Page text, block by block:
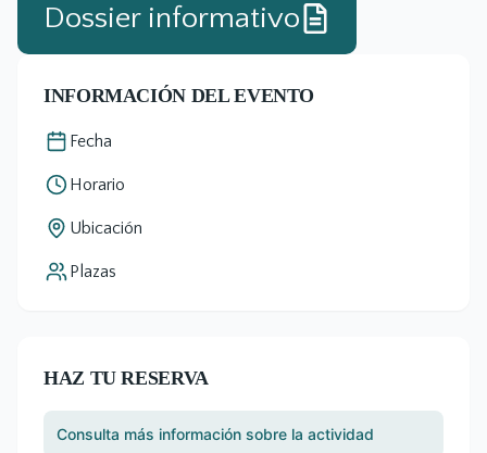
Dossier informativo
INFORMACIÓN DEL EVENTO
Fecha
Horario
Ubicación
Plazas
HAZ TU RESERVA
Consulta más información sobre la actividad